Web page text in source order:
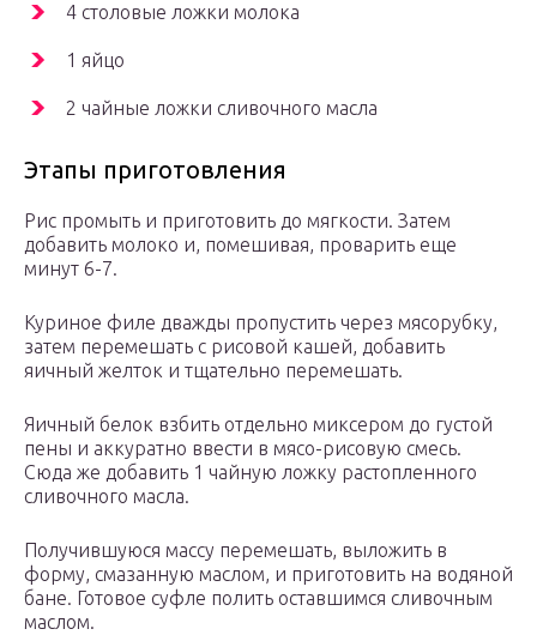
4 столовые ложки молока
1 яйцо
2 чайные ложки сливочного масла
Этапы приготовления
Рис промыть и приготовить до мягкости. Затем
добавить молоко и, помешивая, проварить еще
минут 6-7.
Куриное филе дважды пропустить через мясорубку,
затем перемешать с рисовой кашей, добавить
яичный желток и тщательно перемешать.
Яичный белок взбить отдельно миксером до густой
пены и аккуратно ввести в мясо-рисовую смесь.
Сюда же добавить 1 чайную ложку растопленного
сливочного масла.
Получившуюся массу перемешать, выложить в
форму, смазанную маслом, и приготовить на водяной
бане. Готовое суфле полить оставшимся сливочным
маслом.